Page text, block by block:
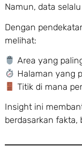
Namun, data
Dengan
melihat:
Area yang
Halaman yang
Titik di mana
Insight ini
berdasarkan fakta,